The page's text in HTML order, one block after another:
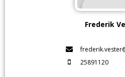
Frederik
25891120